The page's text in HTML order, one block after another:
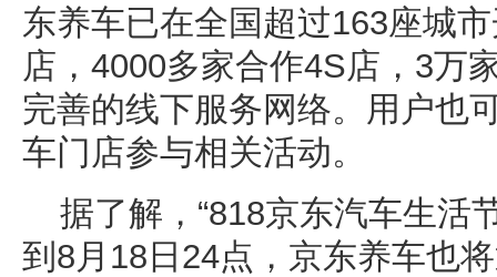
东养车已在全国超过163座城
店，4000多家合作4S店，3万
完善的线下服务网络。用户也
车门店参与相关活动。
据了解，“818京东汽车生活
到8月18日24点，京东养车也